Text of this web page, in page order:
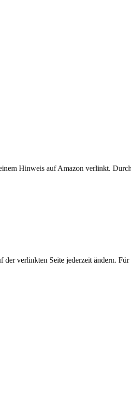
Hinweis auf Amazon verlinkt.
der verlinkten Seite jederzeit ändern.